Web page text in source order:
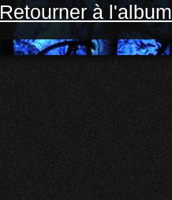
Retourner à l'album